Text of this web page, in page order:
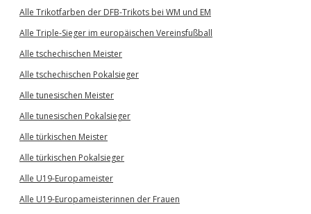
Alle Trikotfarben der DFB-Trikots bei WM und EM
Alle Triple-Sieger im europäischen Vereinsfußball
Alle tschechischen Meister
Alle tschechischen Pokalsieger
Alle tunesischen Meister
Alle tunesischen Pokalsieger
Alle türkischen Meister
Alle türkischen Pokalsieger
Alle U19-Europameister
Alle U19-Europameisterinnen der Frauen